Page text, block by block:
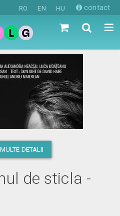
RO EN HU contact
DETALII
de sticla -